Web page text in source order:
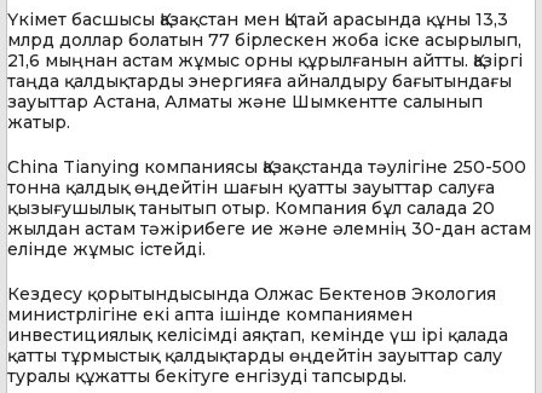
Үкімет басшысы Қазақстан мен Қытай арасында құны 13,3
млрд доллар болатын 77 бірлескен жоба іске асырылып,
21,6 мыңнан астам жұмыс орны құрылғанын айтты. Қазіргі
таңда қалдықтарды энергияға айналдыру бағытындағы
зауыттар Астана, Алматы және Шымкентте салынып
жатыр.
China Tianying компаниясы Қазақстанда тәулігіне 250-500
тонна қалдық өңдейтін шағын қуатты зауыттар салуға
қызығушылық танытып отыр. Компания бұл салада 20
жылдан астам тәжірибеге ие және әлемнің 30-дан астам
елінде жұмыс істейді.
Кездесу қорытындысында Олжас Бектенов Экология
министрлігіне екі апта ішінде компаниямен
инвестициялық келісімді аяқтап, кемінде үш ірі қалада
қатты тұрмыстық қалдықтарды өңдейтін зауыттар салу
туралы құжатты бекітуге енгізуді тапсырды.